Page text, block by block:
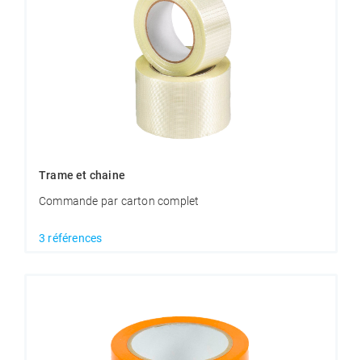
Trame et chaine
Commande par carton complet
3 références